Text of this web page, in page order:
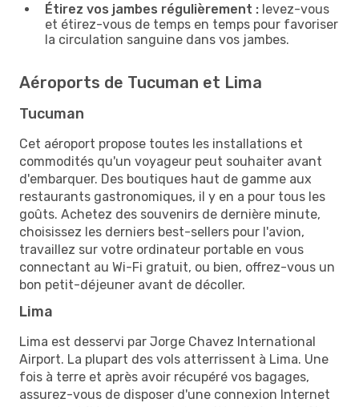
Étirez vos jambes régulièrement : levez-vous
et étirez-vous de temps en temps pour favoriser
la circulation sanguine dans vos jambes.
Aéroports de Tucuman et Lima
Tucuman
Cet aéroport propose toutes les installations et
commodités qu'un voyageur peut souhaiter avant
d'embarquer. Des boutiques haut de gamme aux
restaurants gastronomiques, il y en a pour tous les
goûts. Achetez des souvenirs de dernière minute,
choisissez les derniers best-sellers pour l'avion,
travaillez sur votre ordinateur portable en vous
connectant au Wi-Fi gratuit, ou bien, offrez-vous un
bon petit-déjeuner avant de décoller.
Lima
Lima est desservi par Jorge Chavez International
Airport. La plupart des vols atterrissent à Lima. Une
fois à terre et après avoir récupéré vos bagages,
assurez-vous de disposer d'une connexion Internet